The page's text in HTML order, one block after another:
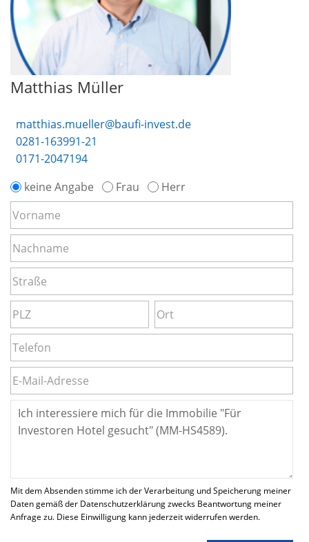
Matthias Müller
matthias.mueller@baufi-invest.de
0281-163991-21
0171-2047194
keine Angabe
Frau Herr
Mit dem Absenden stimme ich der Verarbeitung und Speicherung meiner
Daten gemäß der Datenschutzerklärung zwecks Beantwortung meiner
Anfrage zu. Diese Einwilligung kann jederzeit widerrufen werden.